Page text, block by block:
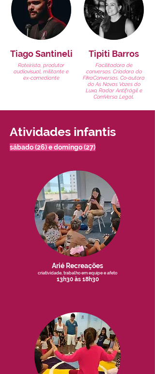
Tiago Santineli
Roteirista, produtor
audiovisual, militante e
ex-comediante
Tipiti Barros
Facilitadora de
conversas. Criadora do
FikaConversas. Co-autora
do As Novas Vozes do
Luxo, Radar Antifrágil e
ComVersa Legal.
Atividades infantis
sábado (26) e domingo (27)
Arié Recreações
criatividade, trabalho em equipe e afeto
13h30 às 18h30